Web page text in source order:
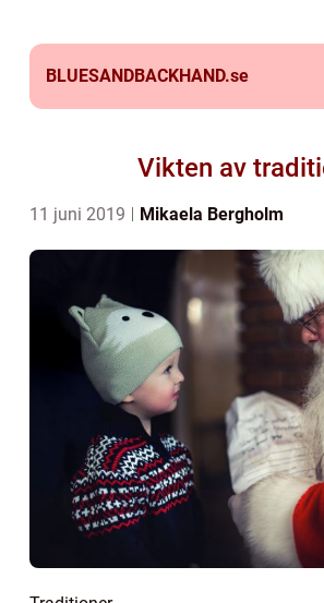
BLUESANDBACKHAND.se
Vikten av
11 juni 2019 Mikaela Bergholm